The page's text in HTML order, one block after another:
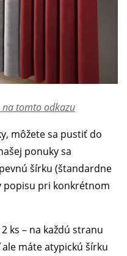
na tomto odkazu
môžete sa pustiť do
ponuky sa
šírku (štandardne
popisu pri konkrétnom
ks – na každú stranu
ale máte atypickú šírku